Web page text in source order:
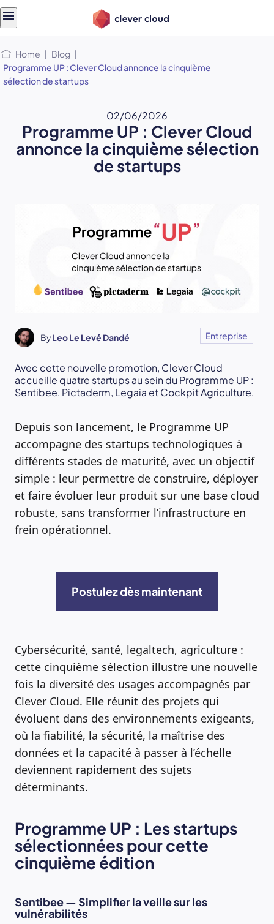
Home | Blog |
Programme UP : Clever Cloud annonce la cinquième
sélection de startups
02/06/2026
Programme UP : Clever Cloud
annonce la cinquième sélection
de startups
ByLeo Le Levé Dandé Entreprise
Avec cette nouvelle promotion, Clever Cloud
accueille quatre startups au sein du Programme UP :
Sentibee, Pictaderm, Legaia et Cockpit Agriculture.
Depuis son lancement, le Programme UP
accompagne des startups technologiques à
différents stades de maturité, avec un objectif
simple : leur permettre de construire, déployer
et faire évoluer leur produit sur une base cloud
robuste, sans transformer l’infrastructure en
frein opérationnel.
Postulez dès maintenant
Cybersécurité, santé, legaltech, agriculture :
cette cinquième sélection illustre une nouvelle
fois la diversité des usages accompagnés par
Clever Cloud. Elle réunit des projets qui
évoluent dans des environnements exigeants,
où la fiabilité, la sécurité, la maîtrise des
données et la capacité à passer à l’échelle
deviennent rapidement des sujets
déterminants.
Programme UP : Les startups
sélectionnées pour cette
cinquième édition
Sentibee — Simplifier la veille sur les
vulnérabilités